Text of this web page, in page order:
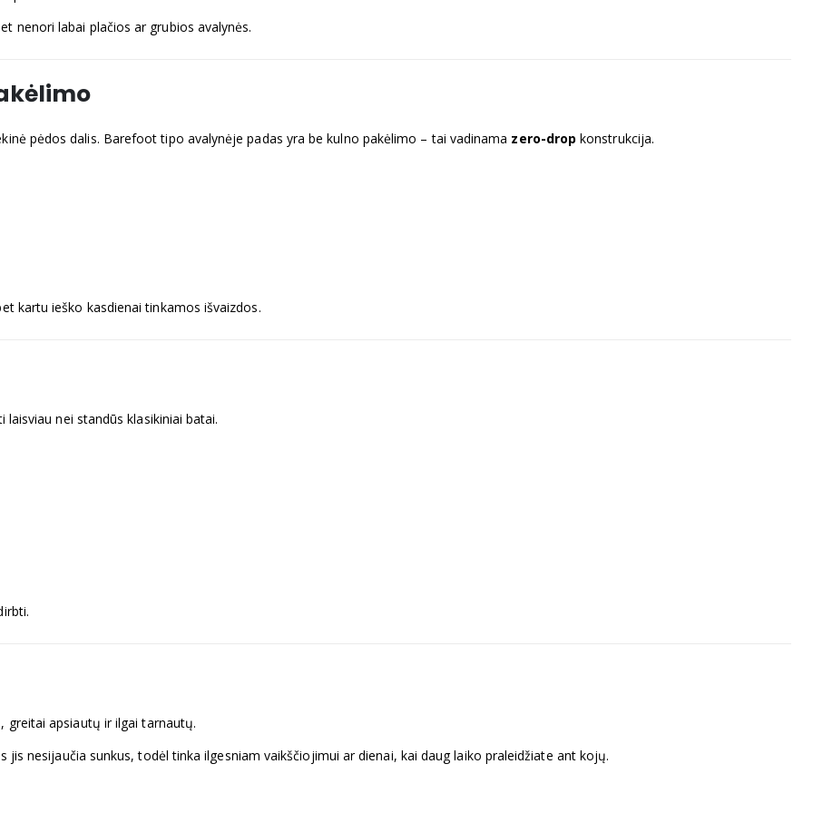
nenori labai plačios ar grubios avalynės.
pėdos dalis. Barefoot tipo avalynėje padas yra be kulno pakėlimo – tai vadinama zero-drop konstrukcija.
kartu ieško kasdienai tinkamos išvaizdos.
nei standūs klasikiniai batai.
greitai apsiautų ir ilgai tarnautų.
nesijaučia sunkus, todėl tinka ilgesniam vaikščiojimui ar dienai, kai daug laiko praleidžiate ant kojų.